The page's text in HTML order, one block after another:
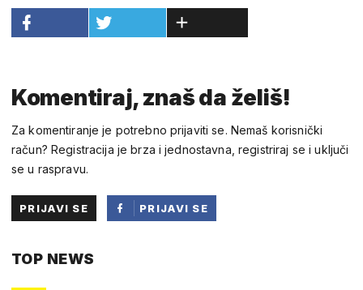
Komentiraj, znaš da želiš!
Za komentiranje je potrebno prijaviti se. Nemaš korisnički
račun? Registracija je brza i jednostavna, registriraj se i uključi
se u raspravu.
PRIJAVI SE
PRIJAVI SE
TOP NEWS